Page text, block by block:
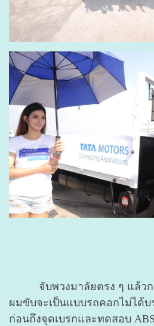
จับพวงมาลัยตรง ๆ แล้วก
ผมขับจะเป็นแบบรถคอกไม่ได้บ
ก่อนถึงจุดเบรกและทดสอบ